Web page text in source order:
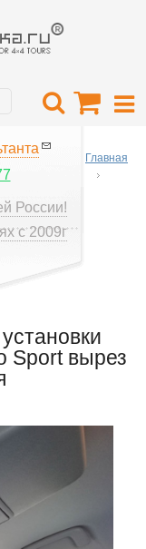
России!
с 2009г
Главная
Sport вырез